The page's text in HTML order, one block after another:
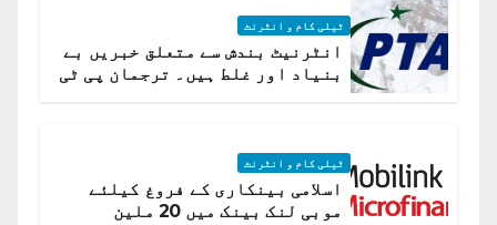
ٹیلی کام و انٹرنٹ
انٹرنیٹ بندش سے متعلق خبریں بے
بنیاد اور غلط ہیں۔ ترجمان پی ٹی
ٹیلی کام و انٹرنٹ
اسلامی بینکاری کے فروغ کیلئے
موبی لنک بینک میں 20 ملین